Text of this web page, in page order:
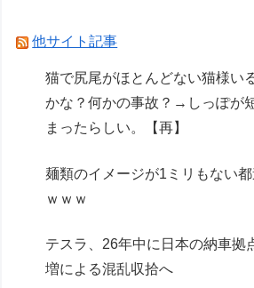
Powered by livedoor 相互RSS
他サイト記事
猫で尻尾がほとんどない猫様い
かな？何かの事故？→しっぽが
まったらしい。【再】
麺類のイメージが1ミリもない
ｗｗｗ
テスラ、26年中に日本の納車
増による混乱収拾へ